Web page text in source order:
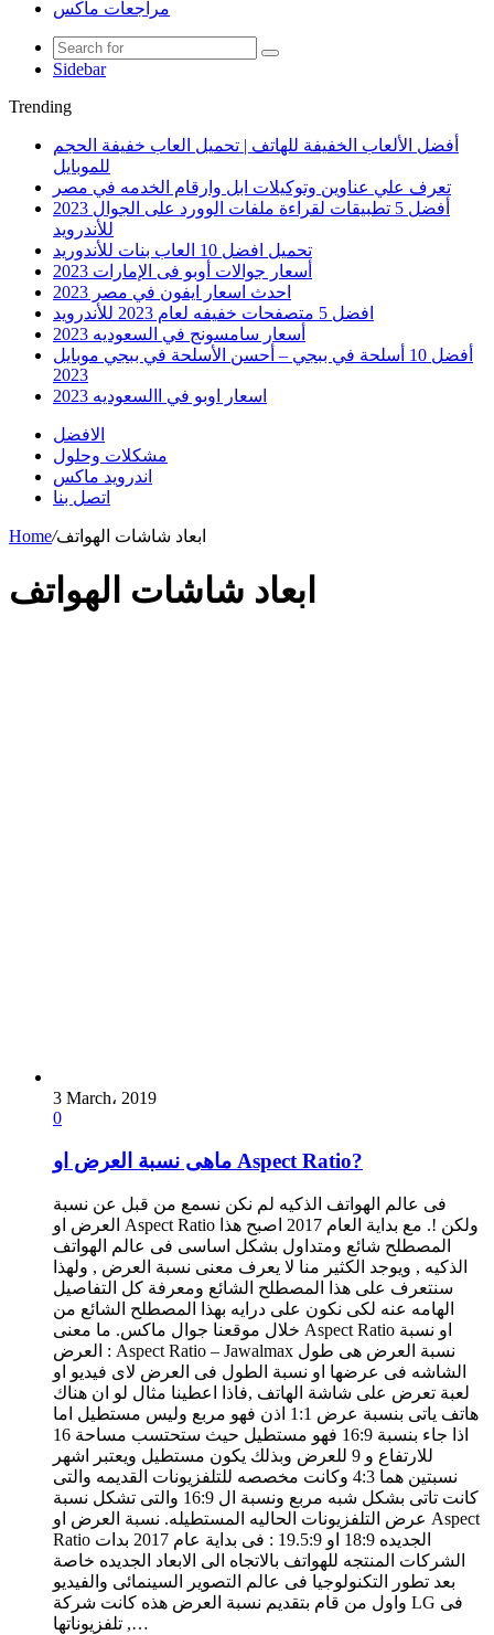
مراجعات ماكس
Sidebar
Trending
أفضل الألعاب الخفيفة للهاتف | تحميل العاب خفيفة الحجم
للموبايل
تعرف علي عناوين وتوكيلات ابل وارقام الخدمه في مصر
أفضل 5 تطبيقات لقراءة ملفات الوورد على الجوال 2023
للأندرويد
تحميل افضل 10 العاب بنات للأندوريد
أسعار جوالات أوبو فى الإمارات 2023
احدث اسعار ايفون في مصر 2023
افضل 5 متصفحات خفيفه لعام 2023 للأندرويد
أسعار سامسونج في السعوديه 2023
أفضل 10 أسلحة في ببجي – أحسن الأسلحة في ببجي موبايل
2023
اسعار اوبو في االسعوديه 2023
الافضل
مشكلات وحلول
اندرويد ماكس
اتصل بنا
Home/ابعاد شاشات الهواتف
ابعاد شاشات الهواتف
3 March، 2019
0
ماهى نسبة العرض او Aspect Ratio?
فى عالم الهواتف الذكيه لم نكن نسمع من قبل عن نسبة
العرض او Aspect Ratio ولكن !. مع بداية العام 2017 اصبح هذا
المصطلح شائع ومتداول بشكل اساسى فى عالم الهواتف
الذكيه , ويوجد الكثير منا لا يعرف معنى نسبة العرض , ولهذا
سنتعرف على هذا المصطلح الشائع ومعرفة كل التفاصيل
الهامه عنه لكى نكون على درايه بهذا المصطلح الشائع من
خلال موقعنا جوال ماكس. ما معنى Aspect Ratio او نسبة
العرض : Aspect Ratio – Jawalmax نسبة العرض هى طول
الشاشه فى عرضها او نسبة الطول فى العرض لاى فيديو او
لعبة تعرض على شاشة الهاتف ,فاذا اعطينا مثال لو ان هناك
هاتف ياتى بنسبة عرض 1:1 اذن فهو مربع وليس مستطيل اما
اذا جاء بنسبة 16:9 فهو مستطيل حيث ستحتسب مساحة 16
للارتفاع و 9 للعرض وبذلك يكون مستطيل ويعتبر اشهر
نسبتين هما 4:3 وكانت مخصصه للتلفزيونات القديمه والتى
كانت تاتى بشكل شبه مربع ونسبة ال 16:9 والتى تشكل نسبة
عرض التلفزيونات الحاليه المستطيله. نسبة العرض او Aspect
Ratio الجديده 18:9 او 19.5:9 : فى بداية عام 2017 بدات
الشركات المنتجه للهواتف بالاتجاه الى الابعاد الجديده خاصة
بعد تطور التكنولوجيا فى عالم التصوير السينمائى والفيديو
واول من قام بتقديم نسبة العرض هذه كانت شركة LG فى
تلفزيوناتها ,…